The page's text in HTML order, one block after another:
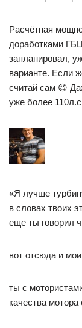
Расчётная
доработками
запланировал,
варианте. Если
считай сам 😉
уже более
«Я лучше
в словах твоих
еще ты говорил
вот отсюда и
ты с
качества мотора